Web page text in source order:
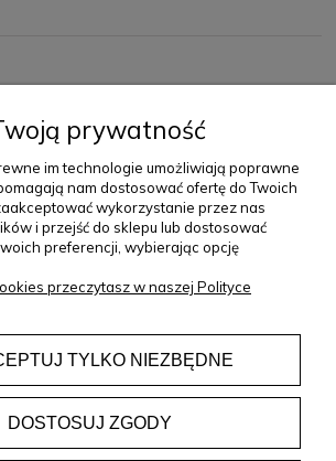
bębnowej
na wieszaku
temperaturze po lewej stronie
i prezentuje rozmiar 34/36.
w rozmiarach34/36 ORAZ 38/40.
zaprojektowany i uszyty w Polsce we
Każdy etap produkcji realizowany jest z
jakość wykonania oraz staranne
O NAS
ZAKUPY
KONTAKT
sklep@le-desir.pl
prywatność
im technologie umożliwiają poprawne
nam dostosować ofertę do Twoich
wykorzystanie przez nas
i przejść do sklepu lub dostosować
preferencji, wybierając opcję
przeczytasz w naszej Polityce
TYLKO NIEZBĘDNE
DOSTOSUJ ZGODY